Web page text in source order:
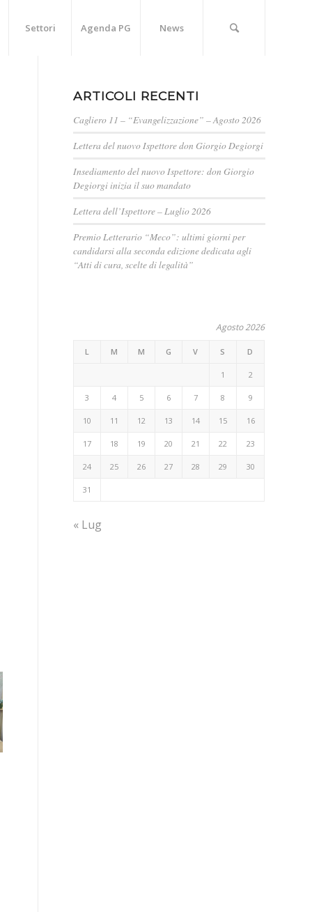
Settori Agenda PG News
ARTICOLI RECENTI
Cagliero 11 – “Evangelizzazione” – Agosto 2026
Lettera del nuovo Ispettore don Giorgio Degiorgi
Insediamento del nuovo Ispettore: don Giorgio
Degiorgi inizia il suo mandato
Lettera dell’Ispettore – Luglio 2026
Premio Letterario “Meco”: ultimi giorni per
candidarsi alla seconda edizione dedicata agli
“Atti di cura, scelte di legalità”
Agosto 2026
L M M G V S D
1 2
3 4 5 6 7 8 9
10 11 12 13 14 15 16
17 18 19 20 21 22 23
24 25 26 27 28 29 30
31
« Lug